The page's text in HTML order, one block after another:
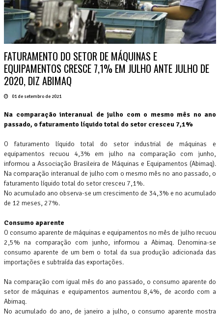
FATURAMENTO DO SETOR DE MÁQUINAS E
EQUIPAMENTOS CRESCE 7,1% EM JULHO ANTE JULHO DE
2020, DIZ ABIMAQ
01 de setembro de 2021
Na comparação interanual de julho com o mesmo mês no ano
passado, o faturamento líquido total do setor cresceu 7,1%
O faturamento líquido total do setor industrial de máquinas e
equipamentos recuou 4,3% em julho na comparação com junho,
informou a Associação Brasileira de Máquinas e Equipamentos (Abimaq).
Na comparação interanual de julho com o mesmo mês no ano passado, o
faturamento líquido total do setor cresceu 7,1%.
No acumulado ano observa-se um crescimento de 34,3% e no acumulado
de 12 meses, 27%.
Consumo aparente
O consumo aparente de máquinas e equipamentos no mês de julho recuou
2,5% na comparação com junho, informou a Abimaq. Denomina-se
consumo aparente de um bem o total da sua produção adicionada das
importações e subtraída das exportações.
Na comparação com igual mês do ano passado, o consumo aparente do
setor de máquinas e equipamentos aumentou 8,4%, de acordo com a
Abimaq.
No acumulado do ano, de janeiro a julho, o consumo aparente mostra